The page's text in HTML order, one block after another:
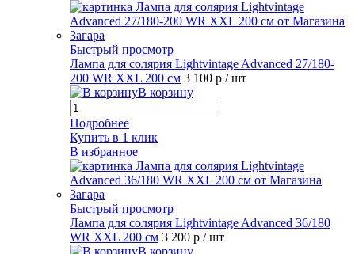
Быстрый просмотр
Лампа для солярия Lightvintage Advanced 27/180-
200 WR XXL 200 см 3 100 р / шт
В корзину
Подробнее
Купить в 1 клик
В избранное
Быстрый просмотр
Лампа для солярия Lightvintage Advanced 36/180
WR XXL 200 см 3 200 р / шт
В корзину